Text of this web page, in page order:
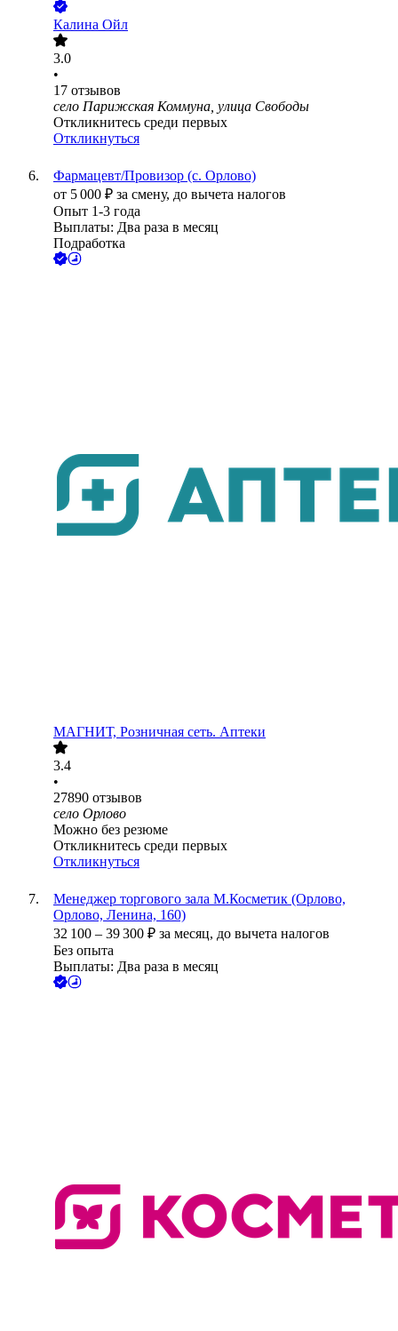
Калина Ойл
3.0
•
17 отзывов
село Парижская Коммуна, улица Свободы
Откликнитесь среди первых
Откликнуться
Фармацевт/Провизор (с. Орлово)
от 5 000 ₽ за смену, до вычета налогов
Опыт 1-3 года
Выплаты: Два раза в месяц
Подработка
МАГНИТ, Розничная сеть. Аптеки
3.4
•
27890 отзывов
село Орлово
Можно без резюме
Откликнитесь среди первых
Откликнуться
Менеджер торгового зала М.Косметик (Орлово,
Орлово, Ленина, 160)
32 100 – 39 300 ₽ за месяц, до вычета налогов
Без опыта
Выплаты: Два раза в месяц